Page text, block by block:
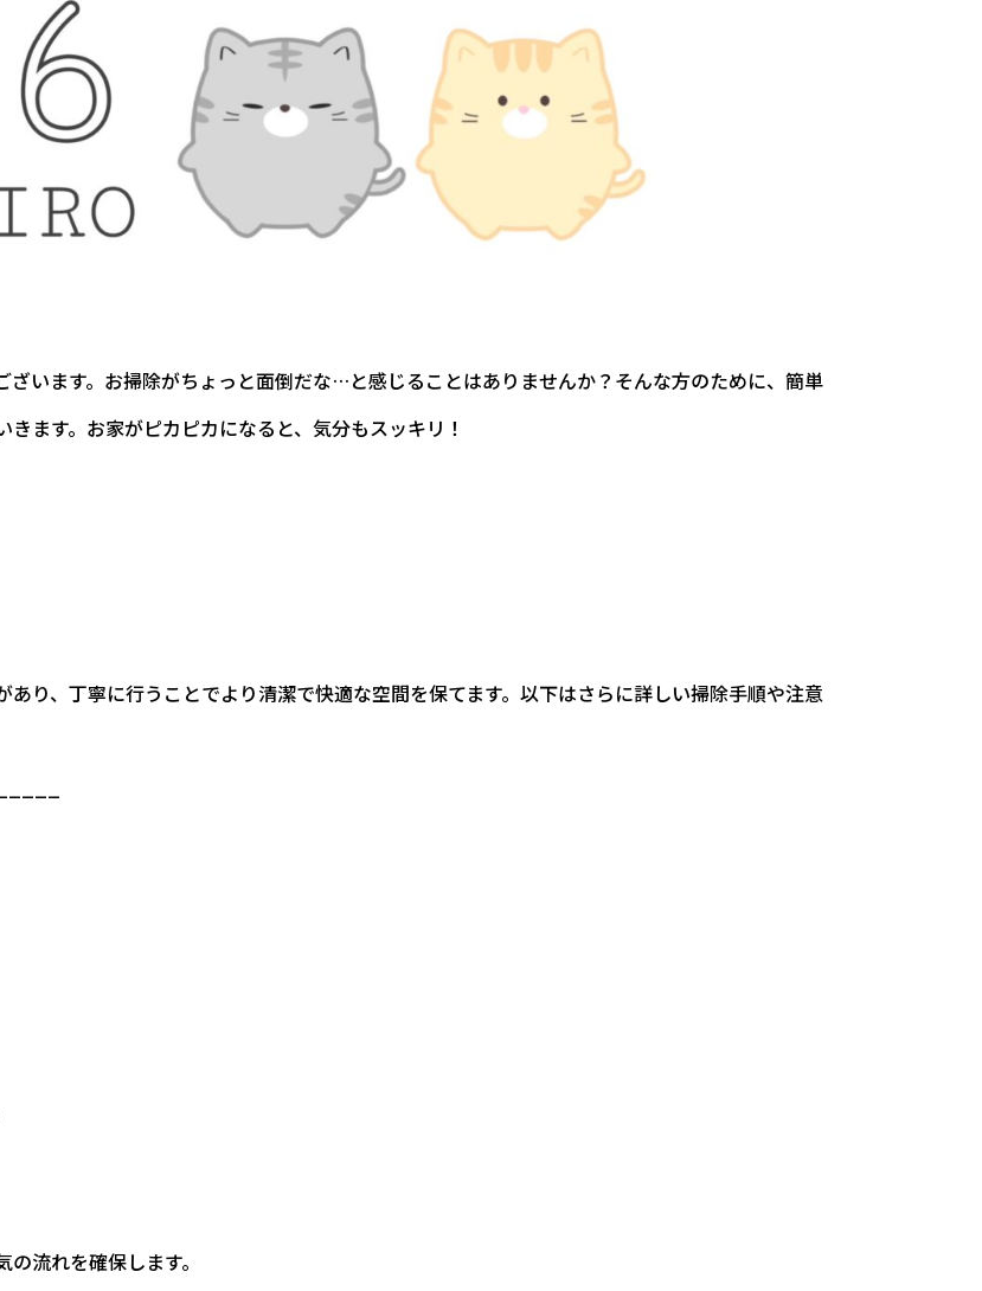
います。お掃除がちょっと面倒だな…と感じることはありませんか？そんな方のために、簡単
ます。お家がピカピカになると、気分もスッキリ！
り、丁寧に行うことでより清潔で快適な空間を保てます。以下はさらに詳しい掃除手順や注意
流れを確保します。